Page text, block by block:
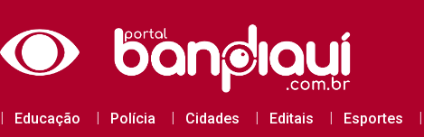
Educação Polícia Cidades Editais Esportes
pela Prefeitura de Teresina